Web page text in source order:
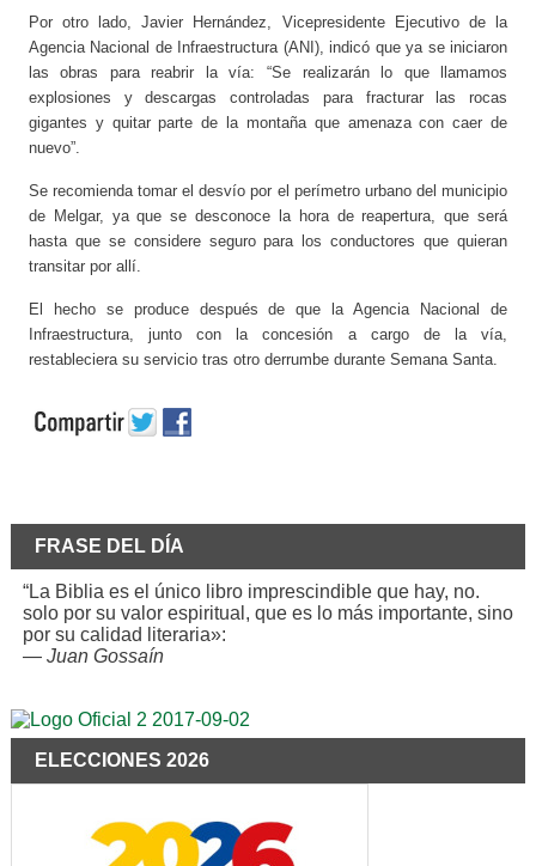
Por otro lado, Javier Hernández, Vicepresidente Ejecutivo de la
Agencia Nacional de Infraestructura (ANI), indicó que ya se iniciaron
las obras para reabrir la vía: “Se realizarán lo que llamamos
explosiones y descargas controladas para fracturar las rocas
gigantes y quitar parte de la montaña que amenaza con caer de
nuevo”.
Se recomienda tomar el desvío por el perímetro urbano del municipio
de Melgar, ya que se desconoce la hora de reapertura, que será
hasta que se considere seguro para los conductores que quieran
transitar por allí.
El hecho se produce después de que la Agencia Nacional de
Infraestructura, junto con la concesión a cargo de la vía,
restableciera su servicio tras otro derrumbe durante Semana Santa.
FRASE DEL DÍA
“La Biblia es el único libro imprescindible que hay, no.
solo por su valor espiritual, que es lo más importante, sino
por su calidad literaria»:
— Juan Gossaín
ELECCIONES 2026